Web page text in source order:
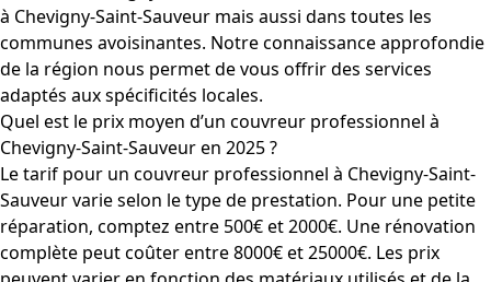
à Chevigny-Saint-Sauveur mais aussi dans toutes les
communes avoisinantes. Notre connaissance approfondie
de la région nous permet de vous offrir des services
adaptés aux spécificités locales.
Quel est le prix moyen d’un couvreur professionnel à
Chevigny-Saint-Sauveur en 2025 ?
Le tarif pour un couvreur professionnel à Chevigny-Saint-
Sauveur varie selon le type de prestation. Pour une petite
réparation, comptez entre 500€ et 2000€. Une rénovation
complète peut coûter entre 8000€ et 25000€. Les prix